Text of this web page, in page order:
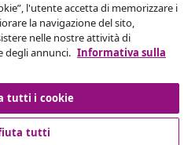
per il tuo ordine.
dal contratto
l'utente accetta di memorizzare i
la navigazione del sito,
nelle nostre attività di
degli annunci. Informativa sulla
tutti i cookie
tutti